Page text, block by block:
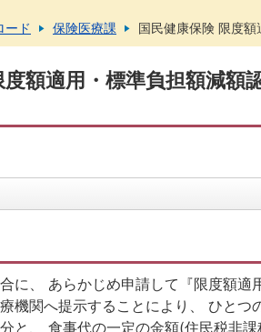
ード 保険医療課 国民健康保険 限度
度額適用・標準負担額減額
に、 あらかじめ申請して『限度額適
機関へ提示することにより、 ひとつ
と、 食事代の一定の金額(住民税非